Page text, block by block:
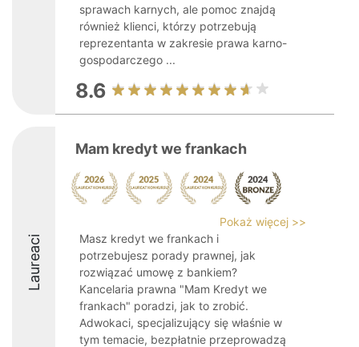
sprawach karnych, ale pomoc znajdą
również klienci, którzy potrzebują
reprezentanta w zakresie prawa karno-
gospodarczego ...
8.6
Laureaci
Mam kredyt we frankach
Pokaż więcej >>
Masz kredyt we frankach i
potrzebujesz porady prawnej, jak
rozwiązać umowę z bankiem?
Kancelaria prawna "Mam Kredyt we
frankach" poradzi, jak to zrobić.
Adwokaci, specjalizujący się właśnie w
tym temacie, bezpłatnie przeprowadzą